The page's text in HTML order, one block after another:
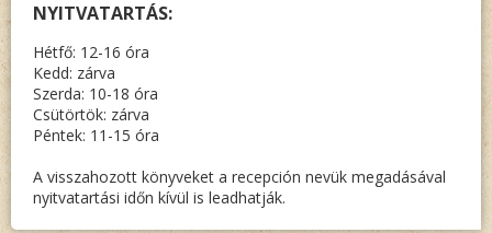
NYITVATARTÁS:
Hétfő: 12-16 óra
Kedd: zárva
Szerda: 10-18 óra
Csütörtök: zárva
Péntek: 11-15 óra
A visszahozott könyveket a recepción nevük megadásával
nyitvatartási időn kívül is leadhatják.